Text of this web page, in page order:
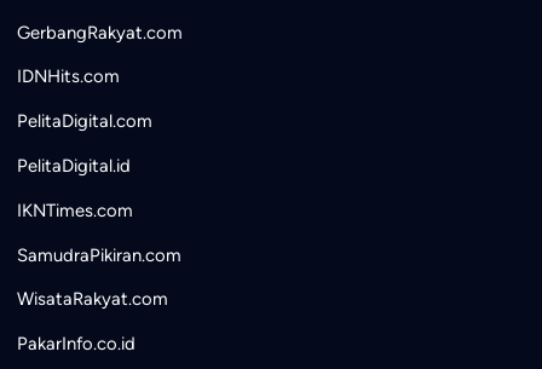
GerbangRakyat.com
IDNHits.com
PelitaDigital.com
PelitaDigital.id
IKNTimes.com
SamudraPikiran.com
WisataRakyat.com
PakarInfo.co.id